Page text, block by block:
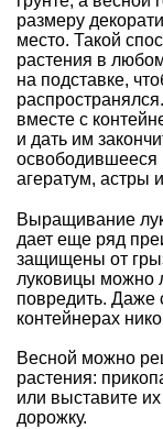
размеру
место. Такой
растения в
на подставке,
вместе с
и дать им
освободившееся
агератум, астры и
Выращивание
дает еще ряд
защищены от
луковицы можно
повредить. Даже
контейнерах
Весной можно
растения:
или выставите
дорожку.